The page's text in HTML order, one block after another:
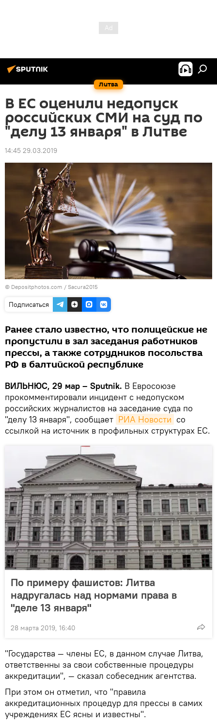
Литва
В ЕС оценили недопуск
российских СМИ на суд по
"делу 13 января" в Литве
14:45 29.03.2019
© Depositphotos.com / Sacura2015
Подписаться
Ранее стало известно, что полицейские не
пропустили в зал заседания работников
прессы, а также сотрудников посольства
РФ в балтийской республике
ВИЛЬНЮС, 29 мар – Sputnik. В Евросоюзе
прокомментировали инцидент с недопуском
российских журналистов на заседание суда по
"делу 13 января", сообщает РИА Новости со
ссылкой на источник в профильных структурах ЕС.
По примеру фашистов: Литва
надругалась над нормами права в
"деле 13 января"
28 марта 2019, 16:40
"Государства — члены ЕС, в данном случае Литва,
ответственны за свои собственные процедуры
аккредитации", — сказал собеседник агентства.
При этом он отметил, что "правила
аккредитационных процедур для прессы в самих
учреждениях ЕС ясны и известны".